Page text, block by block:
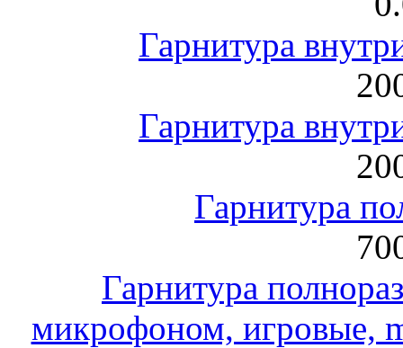
Гарнитура
Гарнитура
Гарнитура
Гарнитура
микрофоном, игровые,